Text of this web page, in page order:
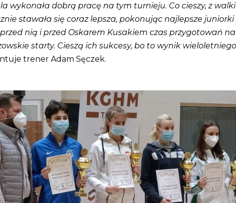
wykonała dobrą pracę na tym turnieju. Co cieszy, z
stawała się coraz lepsza, pokonując najlepsze juniorki
przed nią i przed Oskarem Kusakiem czas przygotowań na
starty. Cieszą ich sukcesy, bo to wynik
trener Adam Sęczek.